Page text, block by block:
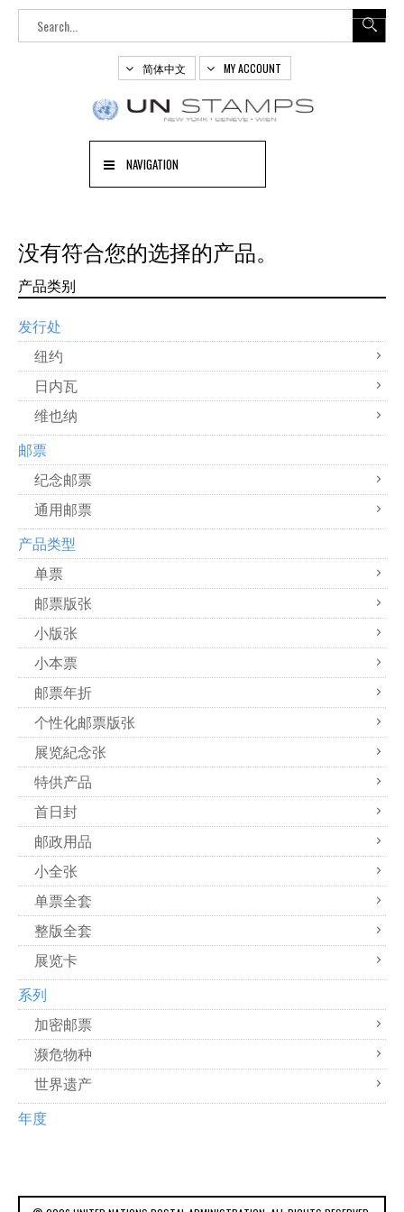
简体中文 MY ACCOUNT
NAVIGATION
没有符合您的选择的产品。
产品类别
发行处
纽约
日内瓦
维也纳
邮票
纪念邮票
通用邮票
产品类型
单票
邮票版张
小版张
小本票
邮票年折
个性化邮票版张
展览紀念张
特供产品
首日封
邮政用品
小全张
单票全套
整版全套
展览卡
系列
加密邮票
濒危物种
世界遗产
年度